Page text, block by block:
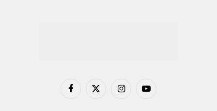
FacebookX
InstagramYouTube